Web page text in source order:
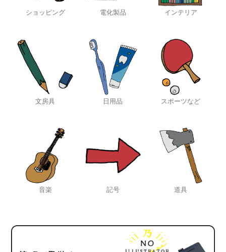
ショッピング 電化製品 インテリア
文房具 日用品 スポーツなど
音楽 記号 道具